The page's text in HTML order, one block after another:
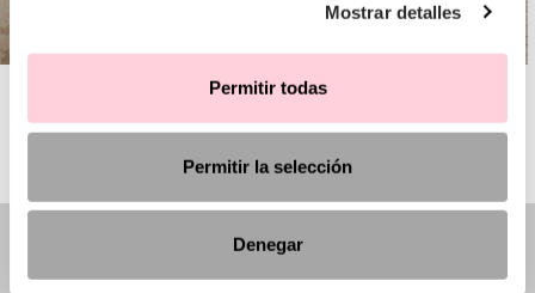
Mostrar detalles
Permitir todas
Permitir la selección
Denegar